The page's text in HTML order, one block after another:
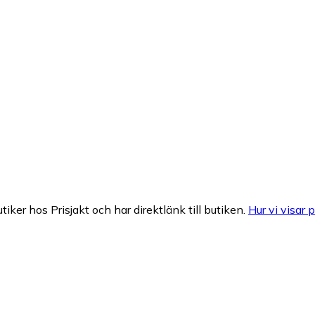
hos Prisjakt och har direktlänk till butiken. Hur vi visar